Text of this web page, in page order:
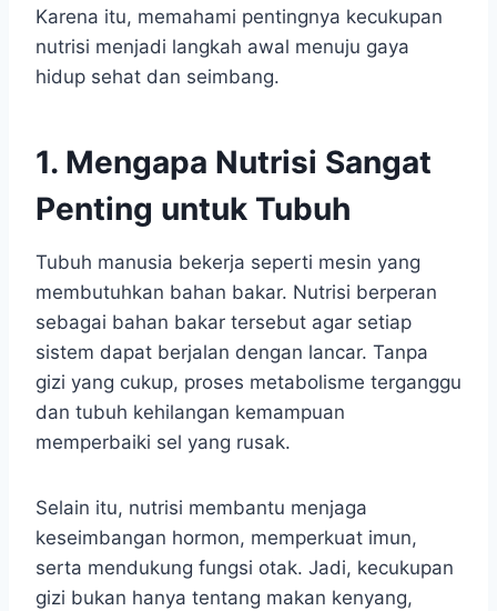
Karena itu, memahami pentingnya kecukupan
nutrisi menjadi langkah awal menuju gaya
hidup sehat dan seimbang.
1. Mengapa Nutrisi Sangat
Penting untuk Tubuh
Tubuh manusia bekerja seperti mesin yang
membutuhkan bahan bakar. Nutrisi berperan
sebagai bahan bakar tersebut agar setiap
sistem dapat berjalan dengan lancar. Tanpa
gizi yang cukup, proses metabolisme terganggu
dan tubuh kehilangan kemampuan
memperbaiki sel yang rusak.
Selain itu, nutrisi membantu menjaga
keseimbangan hormon, memperkuat imun,
serta mendukung fungsi otak. Jadi, kecukupan
gizi bukan hanya tentang makan kenyang,